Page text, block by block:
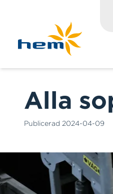
Alla
Publicerad 2024-04-09